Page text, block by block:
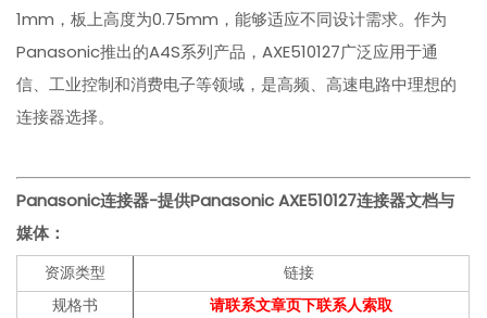
1mm，板上高度为0.75mm，能够适应不同设计需求。作为
Panasonic推出的A4S系列产品，AXE510127广泛应用于通
信、工业控制和消费电子等领域，是高频、高速电路中理想的
连接器选择。
Panasonic连接器-提供Panasonic AXE510127连接器文档与
媒体：
资源类型
链接
规格书
请联系文章页下联系人索取